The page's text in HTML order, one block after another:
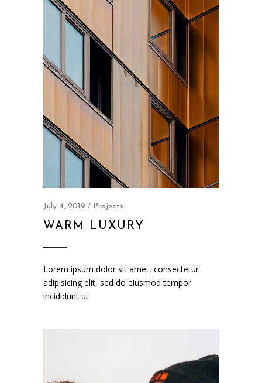
July 4, 2019 Projects
WARM LUXURY
Lorem ipsum dolor sit amet, consectetur
adipisicing elit, sed do eiusmod tempor
incididunt ut